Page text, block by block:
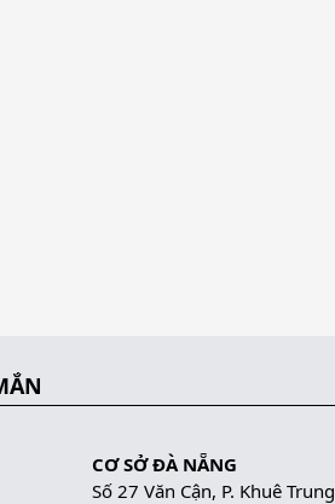
CƠ SỞ ĐÀ NẴNG
Số 27 Văn Cận, P. Khuê Trung